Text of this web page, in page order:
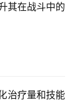
其在战斗中的
治疗量和技能